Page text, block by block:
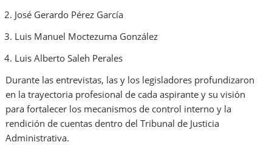
José Gerardo Pérez García
Luis Manuel Moctezuma González
Luis Alberto Saleh Perales
Durante las entrevistas, las y los legisladores profundizaron
en la trayectoria profesional de cada aspirante y su visión
para fortalecer los mecanismos de control interno y la
rendición de cuentas dentro del Tribunal de Justicia
Administrativa.